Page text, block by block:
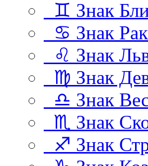
♊ Знак
♋ Знак
♌ Знак
♍ Знак
♎ Знак
♏ Знак
♐ Знак